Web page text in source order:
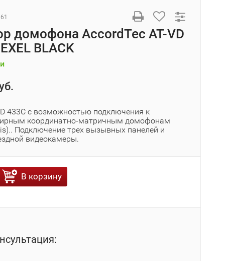
домофона AccordTec AT-VD
BLACK
433C с возможностью подключения к
координатно-матричным домофонам
Подключение трех вызывных панелей и
видеокамеры.
В корзину